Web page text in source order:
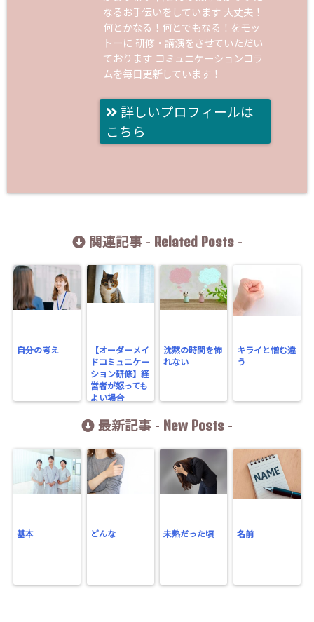
なるお手伝いをしています 大丈夫！
何とかなる！何とでもなる！をモッ
トーに 研修・講演をさせていただい
ております コミュニケーションコラ
ムを毎日更新しています！
詳しいプロフィールは
こちら
関連記事 - Related Posts-
自分の考え
【オーダーメイ
ドコミュニケー
ション研修】経
営者が怒っても
よい場合
沈黙の時間を怖
れない
キライと憎む違
う
最新記事 - New Posts -
基本 どんな 未熟だった頃 名前